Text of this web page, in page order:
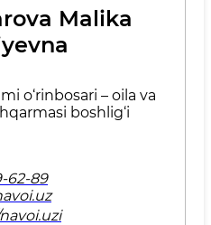
Malika
o‘rinbosari – oila va
boshlig‘i
62-89